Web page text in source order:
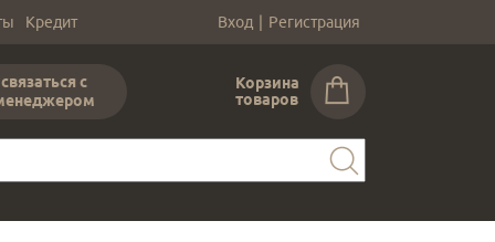
Кредит Вход | Регистрация
связаться с
Корзина
товаров